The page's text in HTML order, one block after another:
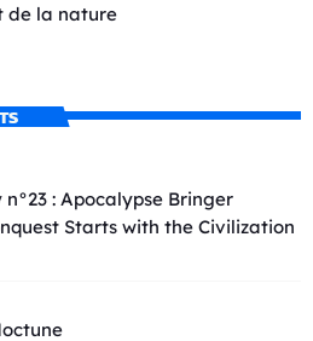
de la nature
: Apocalypse Bringer
Starts with the Civilization